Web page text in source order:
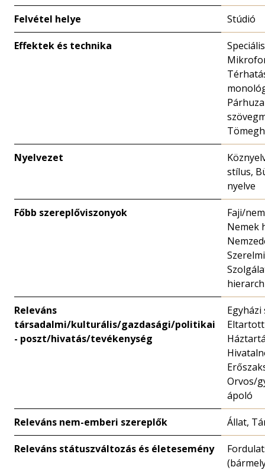
Felvétel helye Stúdió
Effektek és technika
Nyelvezet
stílus,
nyelve
Főbb szereplőviszonyok
Faji/
Nemek
Releváns
társadalmi/kulturális/gazdasági/politikai
- poszt/hivatás/tevékenység
Egyházi
Orvos/
ápoló
Releváns nem-emberi szereplők Állat,
Releváns státuszváltozás és életesemény